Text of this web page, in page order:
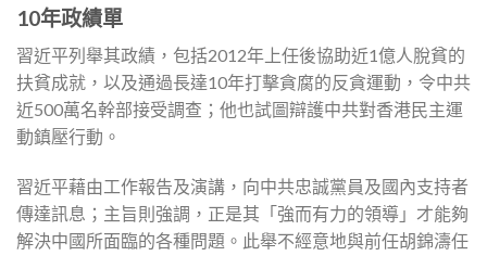
10年政績單
習近平列舉其政績，包括2012年上任後協助近1億人脫貧的
扶貧成就，以及通過長達10年打擊貪腐的反貪運動，令中共
近500萬名幹部接受調查；他也試圖辯護中共對香港民主運
動鎮壓行動。
習近平藉由工作報告及演講，向中共忠誠黨員及國內支持者
傳達訊息；主旨則強調，正是其「強而有力的領導」才能夠
解決中國所面臨的各種問題。此舉不經意地與前任胡錦濤任